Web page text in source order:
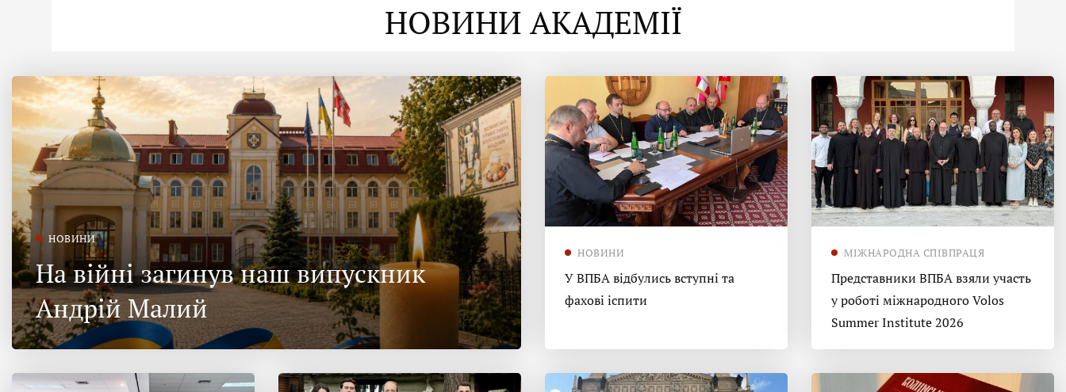
НОВИНИ АКАДЕМІЇ
НОВИНИ
На війні загинув наш випускник
Андрій Малий
НОВИНИ
У ВПБА відбулись вступні та
фахові іспити
МІЖНАРОДНА СПІВПРАЦЯ
Представники ВПБА взяли участь
у роботі міжнародного Volos
Summer Institute 2026